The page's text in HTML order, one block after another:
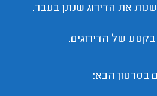
את הדירוג שנתן בעבר.
בקטע של הדירוגים.
בסרטון הבא: